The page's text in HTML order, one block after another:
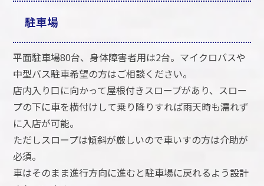
駐車場
平面駐車場80台、身体障害者用は2台。マイクロバスや
中型バス駐車希望の方はご相談ください。
店内入り口に向かって屋根付きスロープがあり、スロー
プの下に車を横付けして乗り降りすれば雨天時も濡れず
に入店が可能。
ただしスロープは傾斜が厳しいので車いすの方は介助が
必須。
車はそのまま進行方向に進むと駐車場に戻れるよう設計